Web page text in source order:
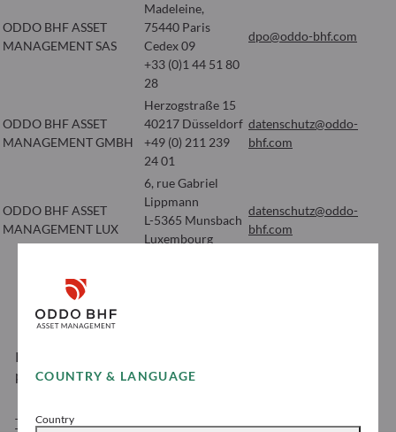
COUNTRY & LANGUAGE
Country
ODDO BHF ASSET
MANAGEMENT SAS
Madeleine,
75440 Paris
Cedex 09
+33 (0)1 44 51 80
28
dpo@oddo-bhf.com
ODDO BHF ASSET
MANAGEMENT GMBH
Herzogstraße 15
40217 Düsseldorf
+49 (0) 211 239
24 01
datenschutz@oddo-
bhf.com
ODDO BHF ASSET
MANAGEMENT LUX
6, rue Gabriel
Lippmann
L-5365 Munsbach
Luxembourg
datenschutz@oddo-
bhf.com
Pour consulter la politique de protection des données
personnelles de ODDO BHF Asset Management
Télécharger